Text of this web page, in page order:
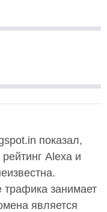
показал,
рейтинг Alexa и
занимает
является